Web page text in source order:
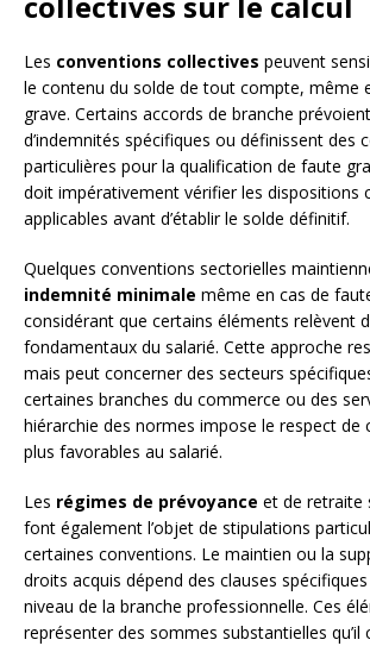
Les conventions collectives peuvent
le contenu du solde de tout compte, même
grave. Certains accords de branche
d’indemnités spécifiques ou définissent des
particulières pour la qualification de faute
doit impérativement vérifier les dispositions
applicables avant d’établir le solde définitif.
Quelques conventions sectorielles
indemnité minimale même en cas de
considérant que certains éléments relèvent
fondamentaux du salarié. Cette approche
mais peut concerner des secteurs
certaines branches du commerce ou des
hiérarchie des normes impose le respect de
plus favorables au salarié.
Les régimes de prévoyance et de retraite
font également l’objet de stipulations
certaines conventions. Le maintien ou la
droits acquis dépend des clauses
niveau de la branche professionnelle. Ces
représenter des sommes substantielles qu’il